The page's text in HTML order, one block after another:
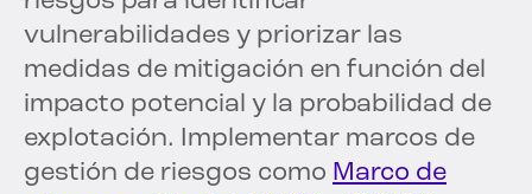
vulnerabilidades y priorizar las
medidas de mitigación en función del
impacto potencial y la probabilidad de
explotación. Implementar marcos de
gestión de riesgos como Marco de